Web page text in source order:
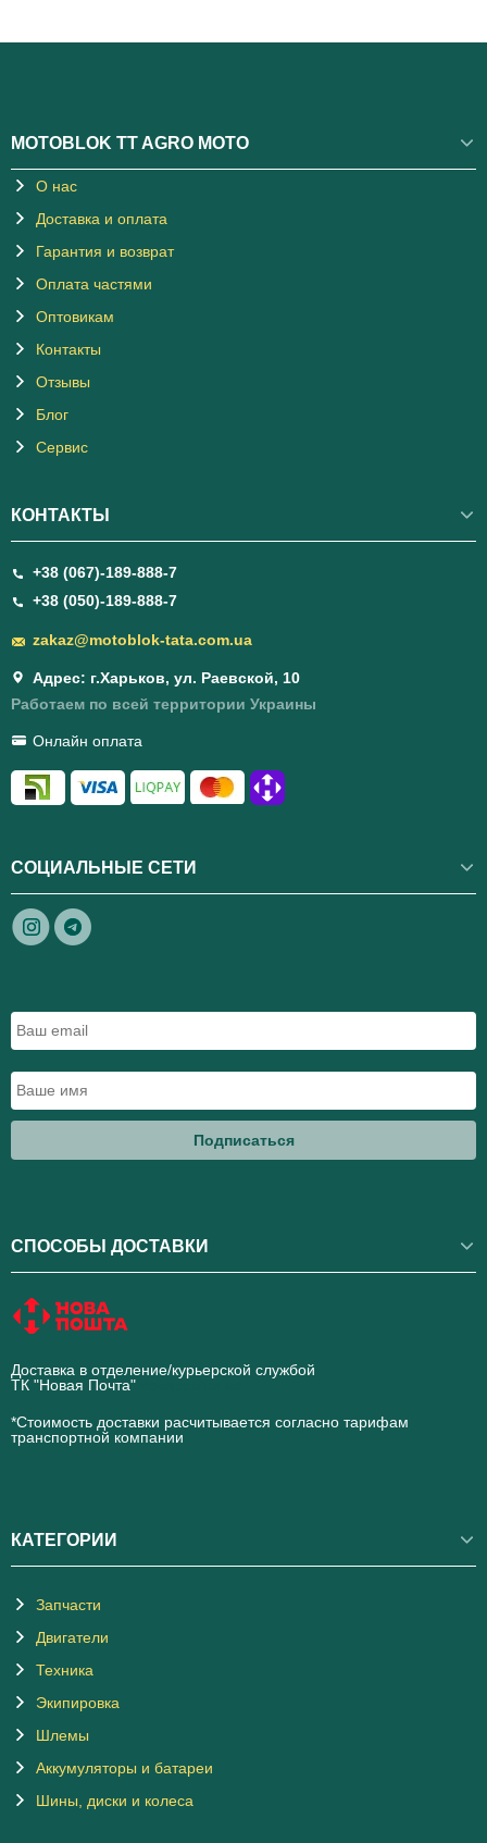
MOTOBLOK TT AGRO MOTO
О нас
Доставка и оплата
Гарантия и возврат
Оплата частями
Оптовикам
Контакты
Отзывы
Блог
Сервис
КОНТАКТЫ
+38 (067)-189-888-7
+38 (050)-189-888-7
zakaz@motoblok-tata.com.ua
Адрес: г.Харьков, ул. Раевской, 10
Работаем по всей территории Украины
Онлайн оплата
СОЦИАЛЬНЫЕ СЕТИ
Подписаться
СПОСОБЫ ДОСТАВКИ
Доставка в отделение/курьерской службой
ТК "Новая Почта"
*Стоимость доставки расчитывается согласно тарифам
транспортной компании
КАТЕГОРИИ
Запчасти
Двигатели
Техника
Экипировка
Шлемы
Аккумуляторы и батареи
Шины, диски и колеса